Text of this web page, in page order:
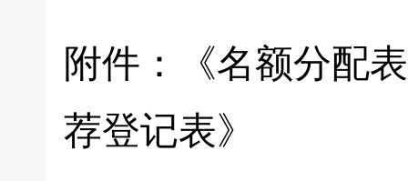
附件：《名额分配
荐登记表》